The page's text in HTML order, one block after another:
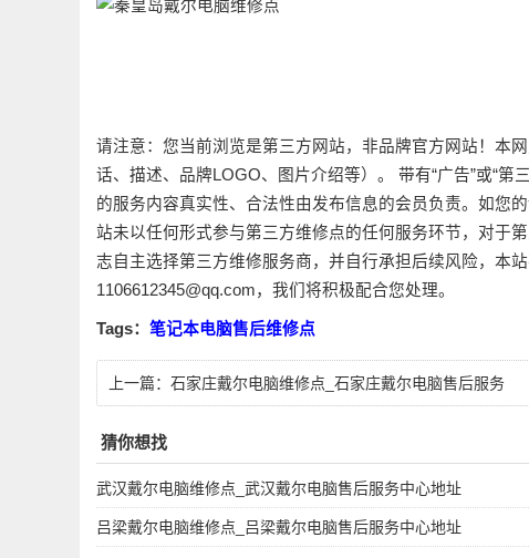
请注意：您当前浏览是第三方网站，非品牌官方网站！本
话、描述、品牌LOGO、图片介绍等）。 带有“广告”或“第
的服务内容真实性、合法性由发布信息的会员负责。如您
站未以任何形式参与第三方维修点的任何服务环节，对于
志自主选择第三方维修服务商，并自行承担后续风险，本
1106612345@qq.com，我们将积极配合您处理。
Tags： 笔记本电脑售后维修点
上一篇： 石家庄戴尔电脑维修点_石家庄戴尔电脑售后服务
猜你想找
武汉戴尔电脑维修点_武汉戴尔电脑售后服务中心地址
吕梁戴尔电脑维修点_吕梁戴尔电脑售后服务中心地址